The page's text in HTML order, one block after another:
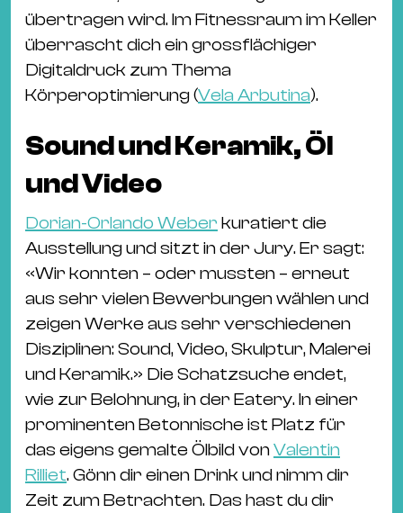
übertragen wird. Im Fitnessraum im Keller
überrascht dich ein grossflächiger
Digitaldruck zum Thema
Körperoptimierung (Vela Arbutina).
Sound und Keramik, Öl
und Video
Dorian-Orlando Weber kuratiert die
Ausstellung und sitzt in der Jury. Er sagt:
«Wir konnten – oder mussten – erneut
aus sehr vielen Bewerbungen wählen und
zeigen Werke aus sehr verschiedenen
Disziplinen: Sound, Video, Skulptur, Malerei
und Keramik.» Die Schatzsuche endet,
wie zur Belohnung, in der Eatery. In einer
prominenten Betonnische ist Platz für
das eigens gemalte Ölbild vonValentin
Rilliet. Gönn dir einen Drink und nimm dir
Zeit zum Betrachten. Das hast du dir